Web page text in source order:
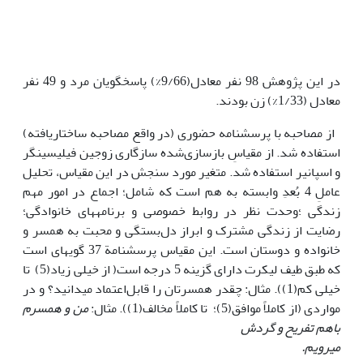
در این پژوهش 98 نفر معادل(9/66%) پاسخگویان مرد و 49 نفر
معادل (­1/33%) زن بودند.
از مصاحبه با پرسش­نامه حضوری (در واقع مصاحبه ساختاریافته)
استفاده شد. از مقیاسِ بازسازی‌شده سازگاری زوجین فیلیسینگر
و اسپانیر استفاده شد. متغیر مورد سنجش در این مقیاس، تحلیل
عاملِ 4 بُعدِ وابسته به هم است که شامل؛ اجماع در امور مهم
زندگی ؛­وحدت نظر در روابط خصوصی و برنامه­های خانوادگی؛
رضایت از زندگی مشترک و ابراز دل‌بستگی و محبت به همسر و
خانواده و دوستان است. این مقیاس پرسش­نامة 37 گویه­ای است
که طبق طیف لیکرت دارای گزینه 5 درجه است( از خیلی زیاد(5) تا
خیلی کم(1)). مثال: چقدر همسرتان را قابل‌اعتماد می­دانید؟ و در
مواردی (از کاملاً موافق(5)؛ تا کاملاً مخالف(1)). مثال:
من و همسرم
باهم تفریح و گردش
می­رویم.